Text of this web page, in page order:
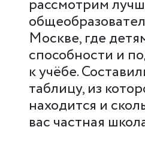
рассмотрим
Москве, где
способности и
к учёбе.
таблицу, из
находится и
вас частная